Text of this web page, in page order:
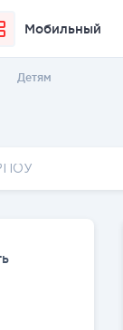
Мобильный
Детям